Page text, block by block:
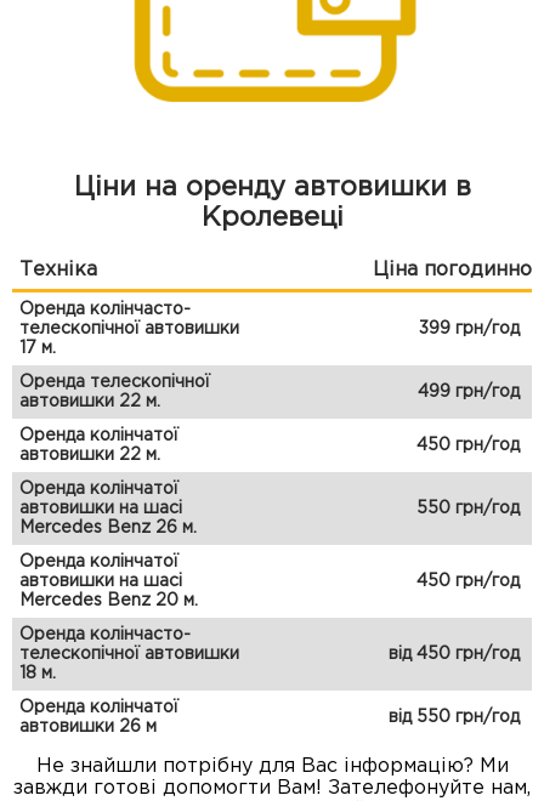
Ціни на оренду автовишки в
Кролевеці
Техніка Ціна погодинно
Оренда колінчасто-
телескопічної автовишки
17 м.
399 грн/год
Оренда телескопічної
автовишки 22 м.
499 грн/год
Оренда колінчатої
автовишки 22 м.
450 грн/год
Оренда колінчатої
автовишки на шасі
Mercedes Benz 26 м.
550 грн/год
Оренда колінчатої
автовишки на шасі
Mercedes Benz 20 м.
450 грн/год
Оренда колінчасто-
телескопічної автовишки
18 м.
від 450 грн/год
Оренда колінчатої
автовишки 26 м
від 550 грн/год
Не знайшли потрібну для Вас інформацію? Ми
завжди готові допомогти Вам! Зателефонуйте нам,